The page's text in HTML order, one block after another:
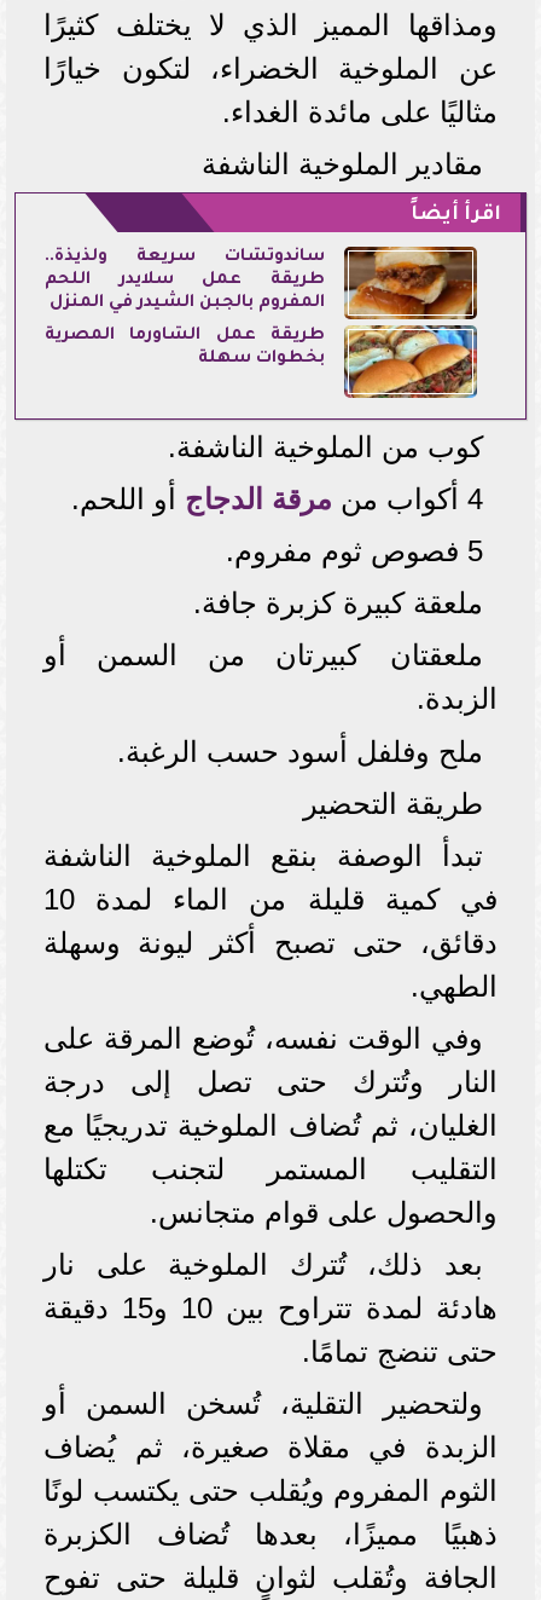
ومذاقها المميز الذي لا يختلف كثيرًا
عن الملوخية الخضراء، لتكون خيارًا
مثاليًا على مائدة الغداء.
مقادير الملوخية الناشفة
اقرأ أيضاً
ساندوتشات سريعة ولذيذة..
طريقة عمل سلايدر اللحم
المفروم بالجبن الشيدر في المنزل
طريقة عمل الشاورما المصرية
بخطوات سهلة
كوب من الملوخية الناشفة.
4 أكواب من
مرقة الدجاج أو اللحم.
5 فصوص ثوم مفروم.
ملعقة كبيرة كزبرة جافة.
ملعقتان كبيرتان من السمن أو
الزبدة.
ملح وفلفل أسود حسب الرغبة.
طريقة التحضير
تبدأ الوصفة بنقع الملوخية الناشفة
في كمية قليلة من الماء لمدة 10
دقائق، حتى تصبح أكثر ليونة وسهلة
الطهي.
وفي الوقت نفسه، تُوضع المرقة على
النار وتُترك حتى تصل إلى درجة
الغليان، ثم تُضاف الملوخية تدريجيًا مع
التقليب المستمر لتجنب تكتلها
والحصول على قوام متجانس.
بعد ذلك، تُترك الملوخية على نار
هادئة لمدة تتراوح بين 10 و15 دقيقة
حتى تنضج تمامًا.
ولتحضير التقلية، تُسخن السمن أو
الزبدة في مقلاة صغيرة، ثم يُضاف
الثوم المفروم ويُقلب حتى يكتسب لونًا
ذهبيًا مميزًا، بعدها تُضاف الكزبرة
الجافة وتُقلب لثوانٍ قليلة حتى تفوح